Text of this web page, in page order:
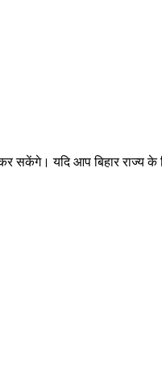
सकेंगे। यदि आप बिहार राज्य के